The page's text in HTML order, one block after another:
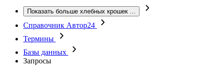
Показать больше хлебных крошек ...
Справочник Автор24
Термины
Базы данных
Запросы